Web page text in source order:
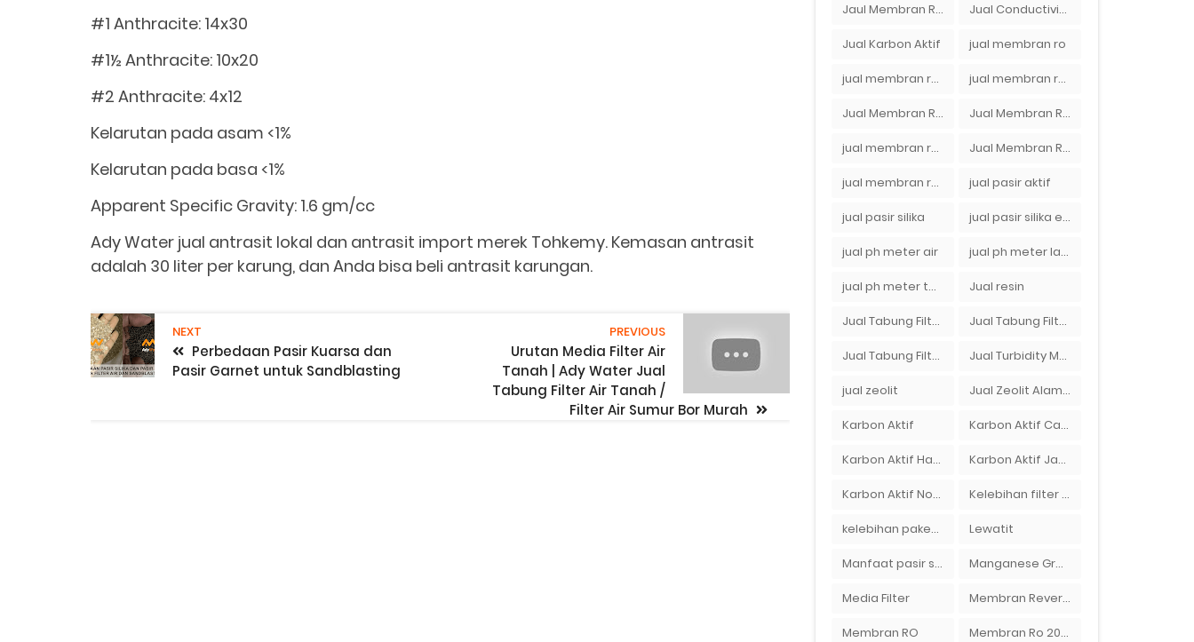
#1 Anthracite: 14x30
#1½ Anthracite: 10x20
#2 Anthracite: 4x12
Kelarutan pada asam <1%
Kelarutan pada basa <1%
Apparent Specific Gravity: 1.6 gm/cc
Ady Water jual antrasit lokal dan antrasit import merek Tohkemy. Kemasan antrasit
adalah 30 liter per karung, dan Anda bisa beli antrasit karungan.
NEXT
Perbedaan Pasir Kuarsa dan
Pasir Garnet untuk Sandblasting
PREVIOUS
Urutan Media Filter Air
Tanah | Ady Water Jual
Tabung Filter Air Tanah /
Filter Air Sumur Bor Murah
Jaul Membran Ro 2000 GPD Harga Murah Jual Conductivity Meter Lutron
Jual Karbon Aktif jual membran ro
jual membran ro 2000 gpd murah jual membran ro di bandung
Jual Membran RO Di Jakarta Selatan Jual Membran RO Di Lampung
jual membran ro di surabaya Jual Membran Ro Murah : 082140002080
jual membran ro murah surabaya jual pasir aktif
jual pasir silika jual pasir silika eceran
jual ph meter air jual ph meter laboratorium
jual ph meter tanah Jual resin
Jual Tabung Filter Air Jual Tabung Filter Air Murah
Jual Tabung Filter Air Surabaya Jual Turbidity Meter Harga Murah Di Sulawesi
jual zeolit Jual Zeolit Alam Murah Di Surabaya
Karbon Aktif Karbon Aktif Calgon
Karbon Aktif Haycarb Karbon Aktif Jacobi
Karbon Aktif Norit Kelebihan filter air Ady Water untuk menyaring air sumur bor di rumah"
kelebihan paket filter air Ady Water Lewatit
Manfaat pasir silika bagi kehidupan Manganese Greensand Plus
Media Filter Membran Reverse Osmosis
Membran RO Membran Ro 2000 GPD